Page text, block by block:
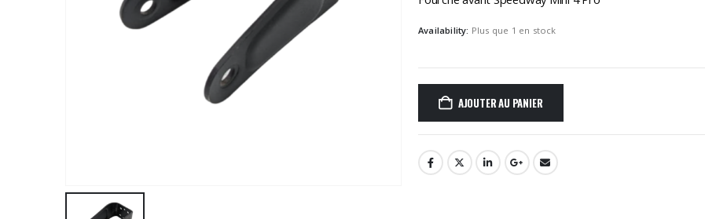
Availability: Plus que 1 en stock
AJOUTER AU PANIER